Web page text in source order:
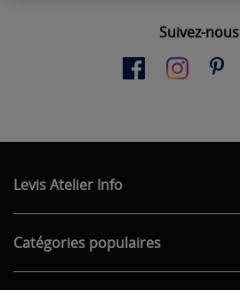
Suivez-nous
Levis Atelier Info
Catégories populaires